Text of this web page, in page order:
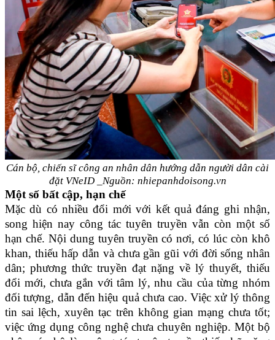
Cán bộ, chiến sĩ công an nhân dân hướng dẫn người dân cài
đặt VNeID _Nguồn: nhiepanhdoisong.vn
Một số bất cập, hạn chế
Mặc dù có nhiều đổi mới với kết quả đáng ghi nhận,
song hiện nay công tác tuyên truyền vẫn còn một số
hạn chế. Nội dung tuyên truyền có nơi, có lúc còn khô
khan, thiếu hấp dẫn và chưa gần gũi với đời sống nhân
dân; phương thức truyền đạt nặng về lý thuyết, thiếu
đổi mới, chưa gắn với tâm lý, nhu cầu của từng nhóm
đối tượng, dẫn đến hiệu quả chưa cao. Việc xử lý thông
tin sai lệch, xuyên tạc trên không gian mạng chưa tốt;
việc ứng dụng công nghệ chưa chuyên nghiệp. Một bộ